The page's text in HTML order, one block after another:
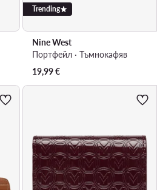
Trending
Nine West
Портфейл · Тъмнокафяв
19,99€